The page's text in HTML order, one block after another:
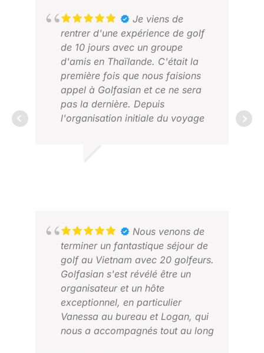
Je viens de
rentrer d'une expérience de golf
de 10 jours avec un groupe
d'amis en Thaïlande. C'était la
première fois que nous faisions
appel à Golfasian et ce ne sera
pas la dernière. Depuis
l'organisation initiale du voyage
été simple. Tout était prévu et à
Nous venons de
terminer un fantastique séjour de
golf au Vietnam avec 20 golfeurs.
Golfasian s'est révélé être un
organisateur et un hôte
exceptionnel, en particulier
Vanessa au bureau et Logan, qui
nous a accompagnés tout au long